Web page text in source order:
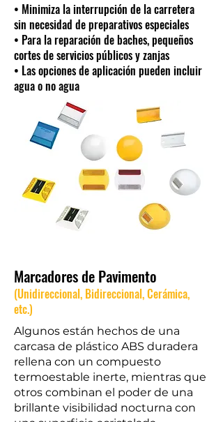
• Minimiza la interrupción de la carretera
sin necesidad de preparativos especiales
• Para la reparación de baches, pequeños
cortes de servicios públicos y zanjas
• Las opciones de aplicación pueden incluir
agua o no agua
Marcadores de Pavimento
(Unidireccional, Bidireccional, Cerámica,
etc.)
Algunos están hechos de una
carcasa de plástico ABS duradera
rellena con un compuesto
termoestable inerte, mientras que
otros combinan el poder de una
brillante visibilidad nocturna con